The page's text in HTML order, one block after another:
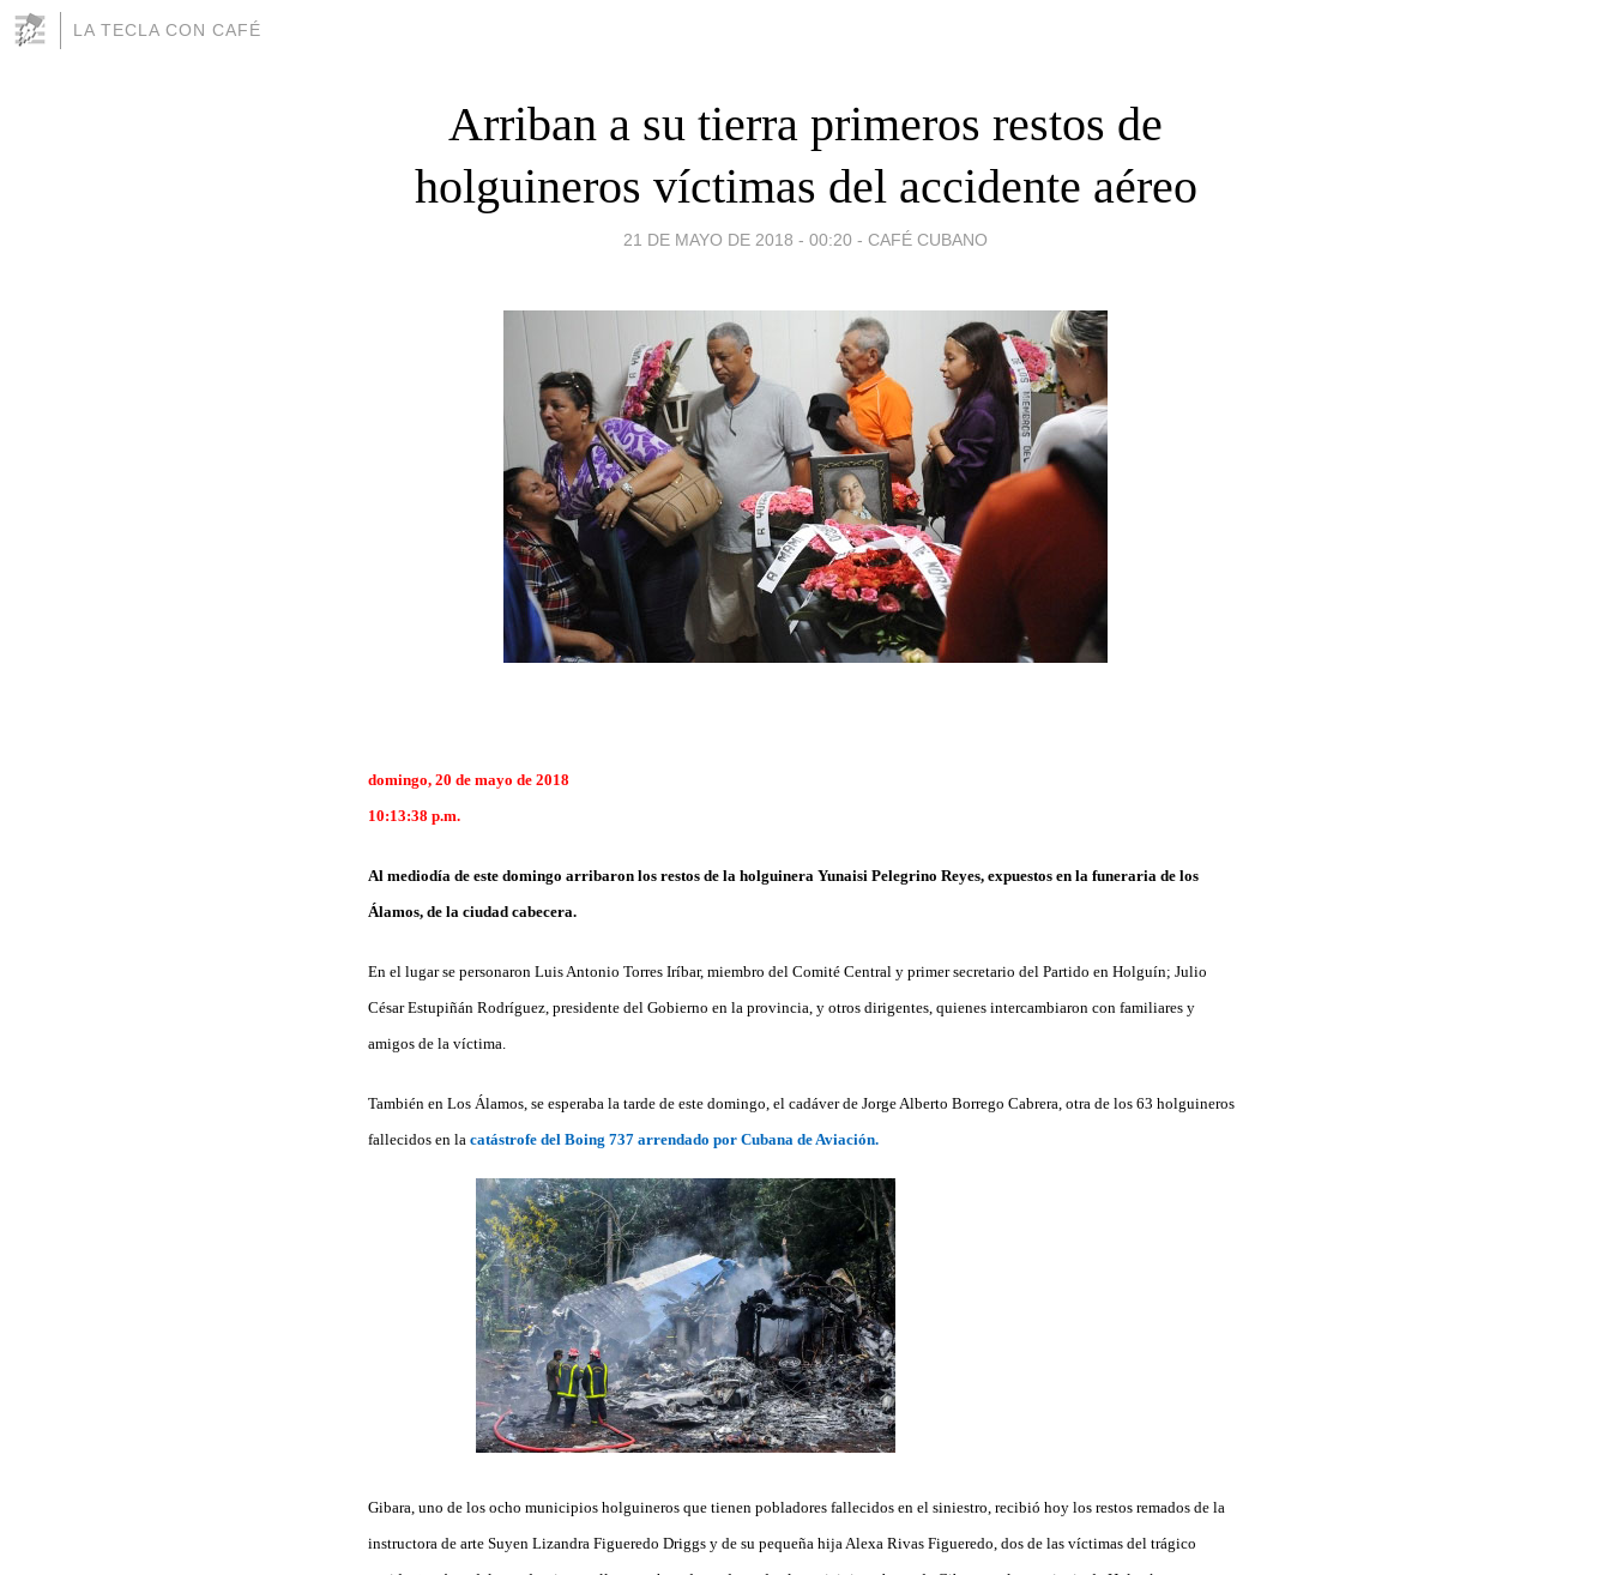
LA TECLA CON CAFÉ
Arriban a su tierra primeros restos de
holguineros víctimas del accidente aéreo
21 DE MAYO DE 2018 - 00:20 - CAFÉ CUBANO
domingo, 20 de mayo de 2018
10:13:38 p.m.
Al mediodía de este domingo arribaron los restos de la holguinera Yunaisi Pelegrino Reyes, expuestos en la funeraria de los
Álamos, de la ciudad cabecera.
En el lugar se personaron Luis Antonio Torres Iríbar, miembro del Comité Central y primer secretario del Partido en Holguín; Julio
César Estupiñán Rodríguez, presidente del Gobierno en la provincia, y otros dirigentes, quienes intercambiaron con familiares y
amigos de la víctima.
También en Los Álamos, se esperaba la tarde de este domingo, el cadáver de Jorge Alberto Borrego Cabrera, otra de los 63 holguineros
fallecidos en la catástrofe del Boing 737 arrendado por Cubana de Aviación.
Gibara, uno de los ocho municipios holguineros que tienen pobladores fallecidos en el siniestro, recibió hoy los restos remados de la
instructora de arte Suyen Lizandra Figueredo Driggs y de su pequeña hija Alexa Rivas Figueredo, dos de las víctimas del trágico